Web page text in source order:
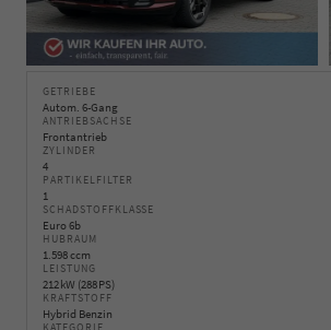
GETRIEBE
Autom. 6-Gang
ANTRIEBSACHSE
Frontantrieb
ZYLINDER
4
PARTIKELFILTER
1
SCHADSTOFFKLASSE
Euro 6b
HUBRAUM
1.598 ccm
LEISTUNG
212 kW (288 PS)
KRAFTSTOFF
Hybrid Benzin